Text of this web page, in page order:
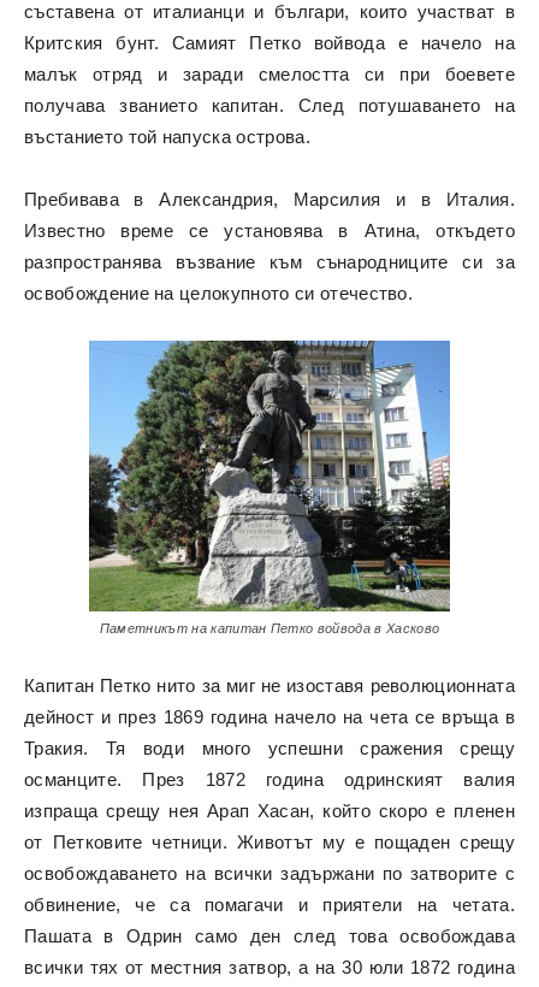
съставена от италианци и българи, които участват в
Критския бунт. Самият Петко войвода е начело на
малък отряд и заради смелостта си при боевете
получава званието капитан. След потушаването на
въстанието той напуска острова.
Пребивава в Александрия, Марсилия и в Италия.
Известно време се установява в Атина, откъдето
разпространява възвание към сънародниците си за
освобождение на целокупното си отечество.
Паметникът на капитан Петко войвода в Хасково
Капитан Петко нито за миг не изоставя революционната
дейност и през 1869 година начело на чета се връща в
Тракия. Тя води много успешни сражения срещу
османците. През 1872 година одринският валия
изпраща срещу нея Арап Хасан, който скоро е пленен
от Петковите четници. Животът му е пощаден срещу
освобождаването на всички задържани по затворите с
обвинение, че са помагачи и приятели на четата.
Пашата в Одрин само ден след това освобождава
всички тях от местния затвор, а на 30 юли 1872 година